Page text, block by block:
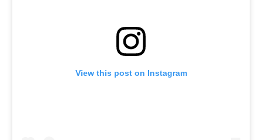
View this post on Instagram